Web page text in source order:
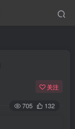
关注
705 132